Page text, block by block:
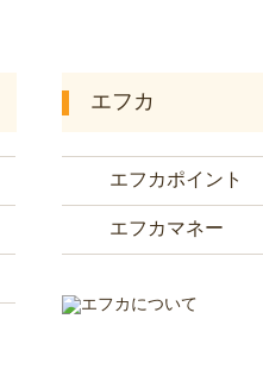
エフカ
エフカポイント
エフカマネー